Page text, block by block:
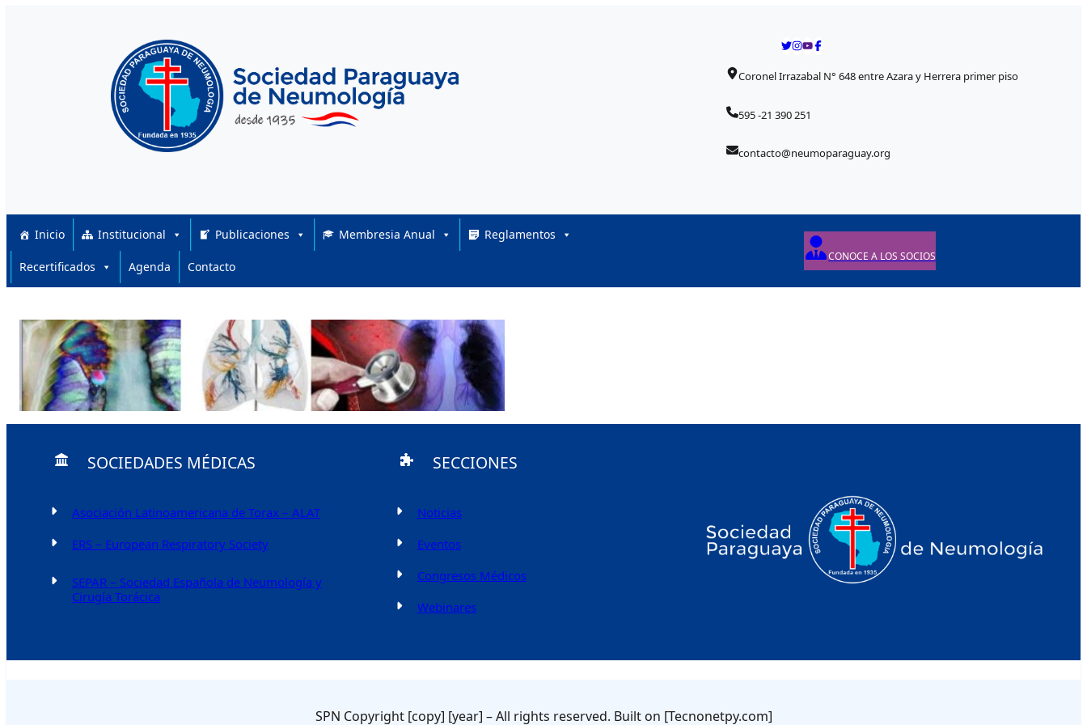
Coronel Irrazabal N° 648 entre Azara y Herrera primer piso
595 -21 390 251
contacto@neumoparaguay.org
Inicio Institucional Publicaciones Membresia Anual Reglamentos
Recertificados Agenda Contacto
CONOCE A LOS SOCIOS
SOCIEDADES MÉDICAS
Asociación Latinoamericana de Torax – ALAT
ERS – European Respiratory Society
SEPAR – Sociedad Española de Neumología y
Cirugía Torácica
SECCIONES
Noticias
Eventos
Congresos Médicos
Webinares
SPN Copyright [copy] [year] – All rights reserved. Built on [Tecnonetpy.com]